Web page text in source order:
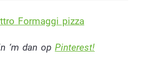
Formaggi pizza
‘m dan op Pinterest!